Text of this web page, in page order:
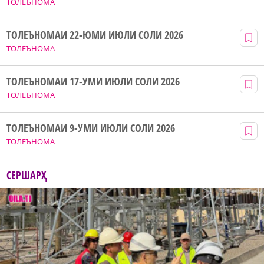
ТОЛЕЪНОМА
ТОЛЕЪНОМАИ 22-ЮМИ ИЮЛИ СОЛИ 2026
ТОЛЕЪНОМА
ТОЛЕЪНОМАИ 17-УМИ ИЮЛИ СОЛИ 2026
ТОЛЕЪНОМА
ТОЛЕЪНОМАИ 9-УМИ ИЮЛИ СОЛИ 2026
СЕРШАРҲ